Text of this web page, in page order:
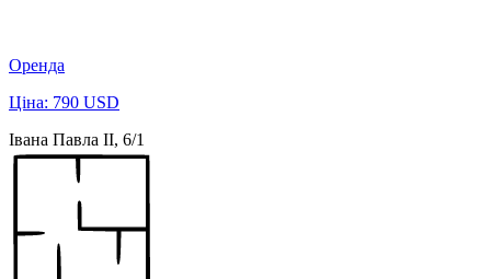
Оренда
Ціна: 790 USD
Івана Павла ІІ, 6/1